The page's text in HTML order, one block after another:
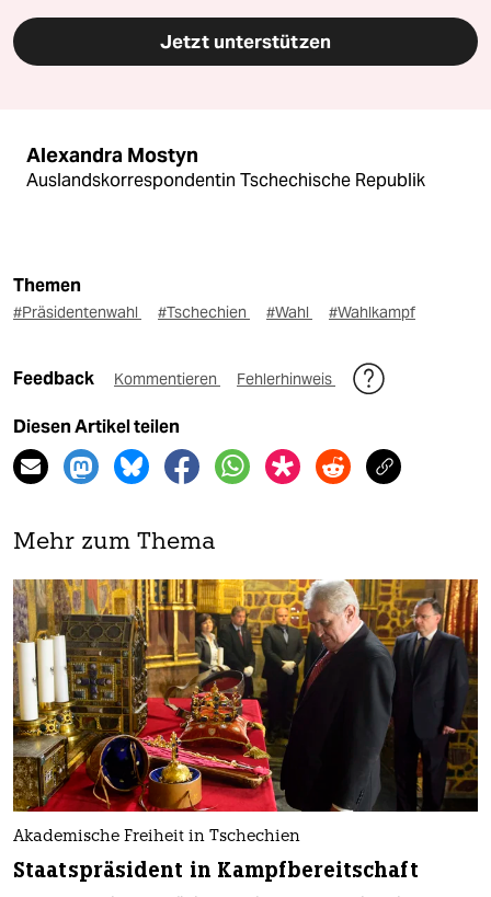
Jetzt unterstützen
Alexandra Mostyn
Auslandskorrespondentin Tschechische Republik
Themen
#Präsidentenwahl #Tschechien #Wahl #Wahlkampf
Feedback Kommentieren Fehlerhinweis
Diesen Artikel teilen
Mehr zum Thema
Akademische Freiheit in Tschechien
Staatspräsident in Kampfbereitschaft